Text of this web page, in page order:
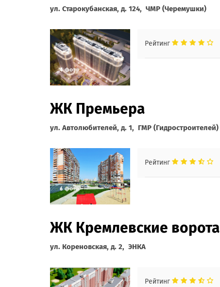
ул. Старокубанская, д. 124, ЧМР (Черемушки)
Рейтинг
ЖК Премьера
ул. Автолюбителей, д. 1, ГМР (Гидростроителей)
Рейтинг
ЖК Кремлевские ворота
ул. Кореновская, д. 2, ЭНКА
Рейтинг